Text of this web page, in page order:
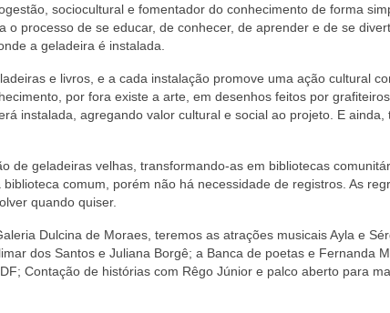
sociocultural e fomentador do conhecimento de forma
o processo de se educar, de conhecer, de aprender e de se
a geladeira é instalada.
e livros, e a cada instalação promove uma ação cultural
por fora existe a arte, em desenhos feitos por
instalada, agregando valor cultural e social ao projeto. E
de geladeiras velhas, transformando-as em bibliotecas
comum, porém não há necessidade de registros. As
quando quiser.
Dulcina de Moraes, teremos as atrações musicais Ayla e
dos Santos e Juliana Borgê; a Banca de poetas e Fernanda
Contação de histórias com Rêgo Júnior e palco aberto para